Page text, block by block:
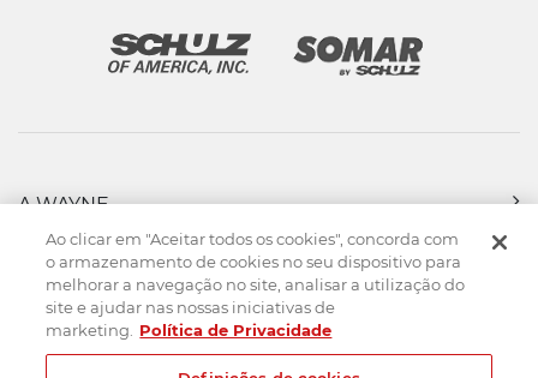
A WAYNE
PRODUTOS
FORÇA DE VENDAS
ASSISTÊNCIA TÉCNICA
DOWNLOADS
CONTATO
Ao clicar em "Aceitar todos os cookies", concorda com
o armazenamento de cookies no seu dispositivo para
melhorar a navegação no site, analisar a utilização do
site e ajudar nas nossas iniciativas de
marketing.
Política de Privacidade